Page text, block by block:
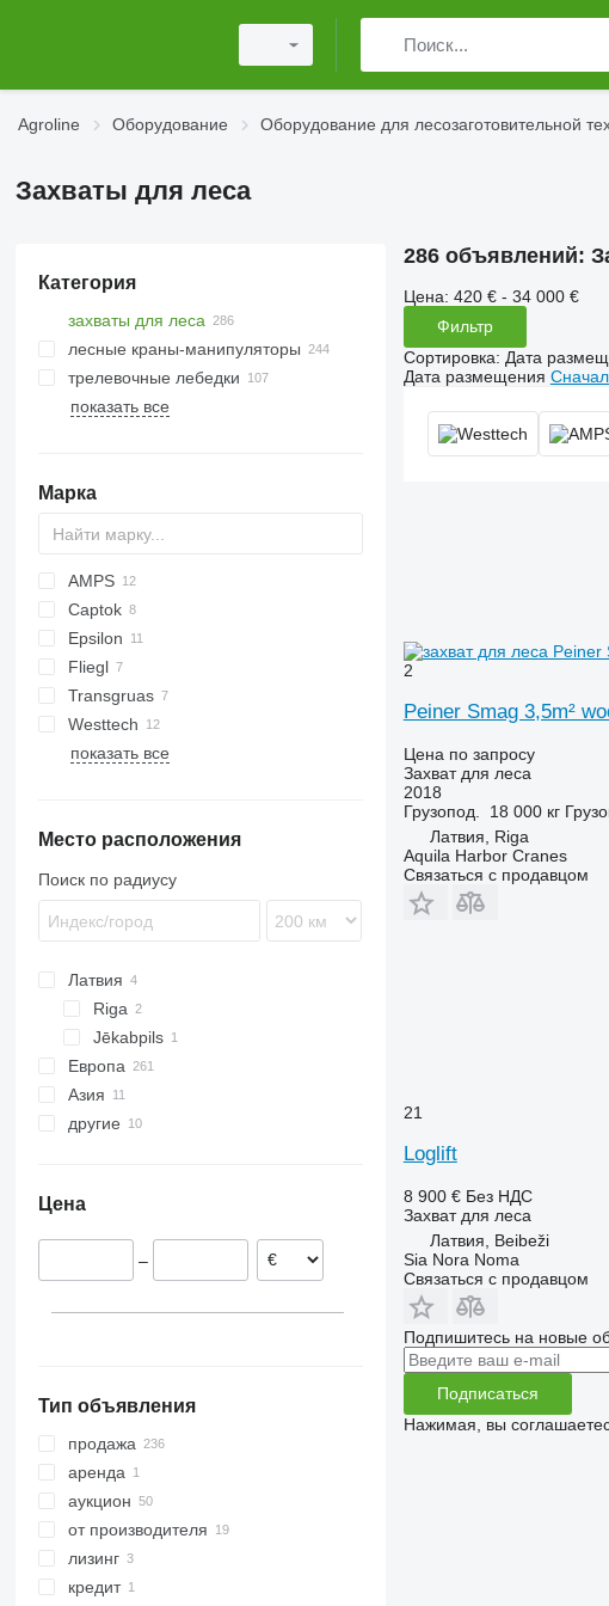
Agroline Оборудование Оборудование для лесозаготовительной
Захваты для леса
Категория
захваты для леса
лесные краны-манипуляторы
трелевочные лебедки
показать все
Марка
AMPS
Captok
CK
525
966
980
Epsilon
Fliegl
LS
TS
KL
Transgruas
L-series
Westtech
Woodcracker
показать все
Место расположения
Поиск по радиусу
Латвия
Riga
Jēkabpils
Европа
Польша
Великобритания
Франция
Азия
Турция
другие
Цена
–
Тип объявления
продажа
аренда
аукцион
от производителя
лизинг
кредит
286 объявлений:
Цена: 420 € - 34 000 €
Фильтр
Сортировка: Дата
Дата размещения
2
Peiner Smag 3,5m²
Цена по запросу
Захват для леса
2018
Грузопод.
18 000 кг
Латвия, Riga
Aquila Harbor Cranes
Связаться с продавцом
21
Loglift
8 900 € Без НДС
Захват для леса
Латвия, Beibeži
Sia Nora Noma
Связаться с продавцом
Подпишитесь на новые
Подписаться
Нажимая, вы